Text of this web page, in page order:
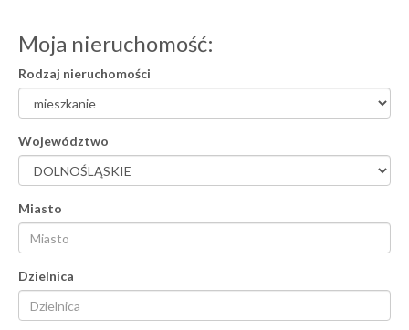
Moja nieruchomość:
Rodzaj nieruchomości
Województwo
Miasto
Dzielnica